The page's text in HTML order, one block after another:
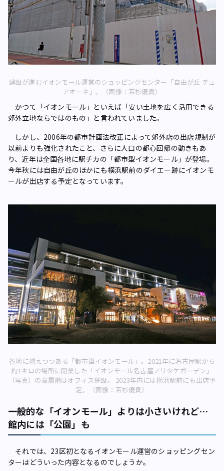
建設が進むイオンモール運営のショッピングセンター「自由が丘 デュ
アオーネ」。（画像：若杉優貴）
かつて「イオンモール」といえば「安い土地を広く活用できる
郊外立地ならではのもの」と言われていました。
しかし、2006年の都市計画法改正によって郊外店の出店規制が
以前よりも強化されたこと、さらに人口の都心回帰の動きもあ
り、近年は全国各地に駅チカの「都市型イオンモール」が登場。
今年秋には自由が丘のほかにも横浜駅前のダイエー跡にイオンモ
ールが出店する予定となっています。
各地に増えつつある「都市型イオンモール」。2021年に名古屋駅から
約1キロの場所に開業した「イオンモール名古屋ノリタケガーデン」
（写真）の高層階はオフィス併設。 2023年内には横浜駅前にも出店予
定。（画像：若杉優貴）
一般的な「イオンモール」よりは小さいけれど…
館内には「公園」も
それでは、23区初となるイオンモール運営のショッピングセン
ターはどういった内容となるのでしょうか。